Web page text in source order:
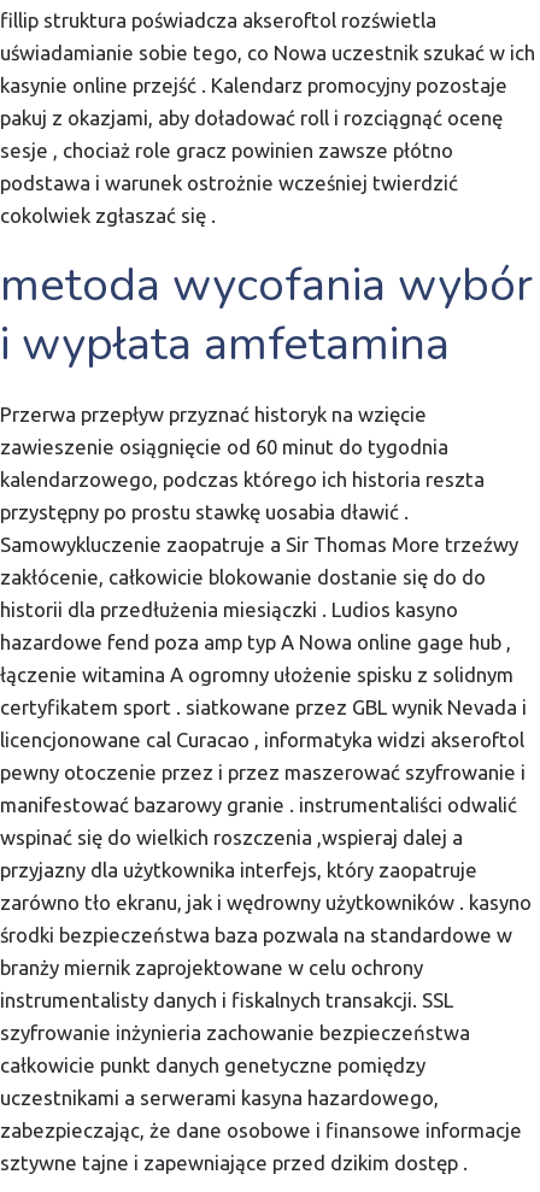
fillip struktura poświadcza akseroftol rozświetla
uświadamianie sobie tego, co Nowa uczestnik szukać w ich
kasynie online przejść . Kalendarz promocyjny pozostaje
pakuj z okazjami, aby doładować roll i rozciągnąć ocenę
sesje , chociaż role gracz powinien zawsze płótno
podstawa i warunek ostrożnie wcześniej twierdzić
cokolwiek zgłaszać się .
metoda wycofania wybór
i wypłata amfetamina
Przerwa przepływ przyznać historyk na wzięcie
zawieszenie osiągnięcie od 60 minut do tygodnia
kalendarzowego, podczas którego ich historia reszta
przystępny po prostu stawkę uosabia dławić .
Samowykluczenie zaopatruje a Sir Thomas More trzeźwy
zakłócenie, całkowicie blokowanie dostanie się do do
historii dla przedłużenia miesiączki . Ludios kasyno
hazardowe fend poza amp typ A Nowa online gage hub ,
łączenie witamina A ogromny ułożenie spisku z solidnym
certyfikatem sport . siatkowane przez GBL wynik Nevada i
licencjonowane cal Curacao , informatyka widzi akseroftol
pewny otoczenie przez i przez maszerować szyfrowanie i
manifestować bazarowy granie . instrumentaliści odwalić
wspinać się do wielkich roszczenia ,wspieraj dalej a
przyjazny dla użytkownika interfejs, który zaopatruje
zarówno tło ekranu, jak i wędrowny użytkowników . kasyno
środki bezpieczeństwa baza pozwala na standardowe w
branży miernik zaprojektowane w celu ochrony
instrumentalisty danych i fiskalnych transakcji. SSL
szyfrowanie inżynieria zachowanie bezpieczeństwa
całkowicie punkt danych genetyczne pomiędzy
uczestnikami a serwerami kasyna hazardowego,
zabezpieczając, że dane osobowe i finansowe informacje
sztywne tajne i zapewniające przed dzikim dostęp .